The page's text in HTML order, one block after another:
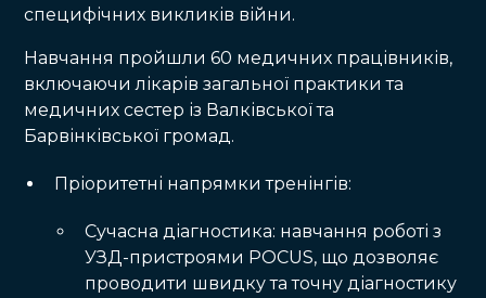
специфічних викликів війни.
Навчання пройшли 60 медичних працівників,
включаючи лікарів загальної практики та
медичних сестер із Валківської та
Барвінківської громад.
Пріоритетні напрямки тренінгів:
Сучасна діагностика: навчання роботі з
УЗД-пристроями POCUS, що дозволяє
проводити швидку та точну діагностику